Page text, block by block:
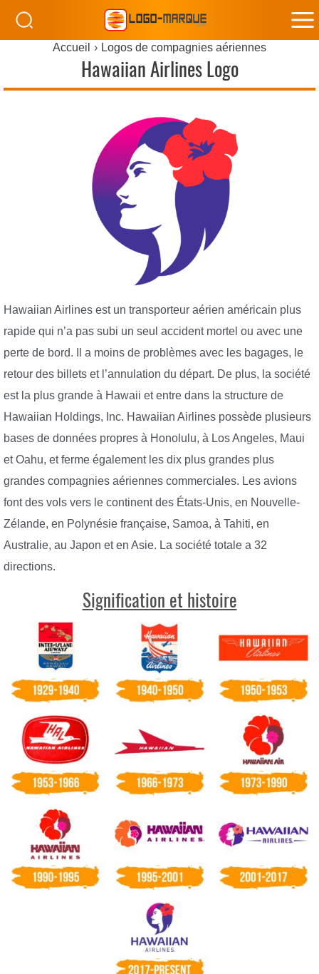
Accueil Logos de compagnies aériennes
Hawaiian Airlines Logo
Hawaiian Airlines est un transporteur aérien américain plus
rapide qui n’a pas subi un seul accident mortel ou avec une
perte de bord. Il a moins de problèmes avec les bagages, le
retour des billets et l’annulation du départ. De plus, la société
est la plus grande à Hawaii et entre dans la structure de
Hawaiian Holdings, Inc. Hawaiian Airlines possède plusieurs
bases de données propres à Honolulu, à Los Angeles, Maui
et Oahu, et ferme également les dix plus grandes plus
grandes compagnies aériennes commerciales. Les avions
font des vols vers le continent des États-Unis, en Nouvelle-
Zélande, en Polynésie française, Samoa, à Tahiti, en
Australie, au Japon et en Asie. La société totale a 32
directions.
Signification et histoire